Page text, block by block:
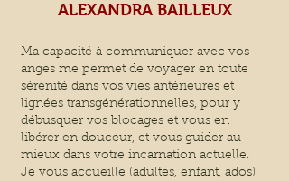
ALEXANDRA BAILLEUX
Ma capacité à communiquer avec vos
anges me permet de voyager en toute
sérénité dans vos vies antérieures et
lignées transgénérationnelles, pour y
débusquer vos blocages et vous en
libérer en douceur, et vous guider au
mieux dans votre incarnation actuelle.
Je vous accueille (adultes, enfant, ados)